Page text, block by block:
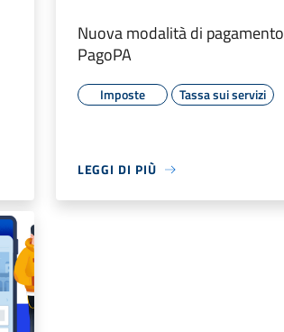
Nuova modalità di pagamento
PagoPA
Imposte Tassa sui servizi
LEGGI DI PIÙ